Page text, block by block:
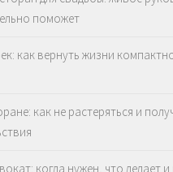
поможет
как вернуть жизни
как не растеряться и
когда нужен, что делает